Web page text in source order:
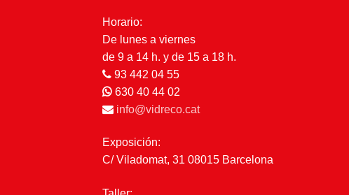
Horario:
De lunes a viernes
de 9 a 14 h. y de 15 a 18 h.
93 442 04 55
630 40 44 02
info@vidreco.cat
Exposición:
C/ Viladomat, 31 08015 Barcelona